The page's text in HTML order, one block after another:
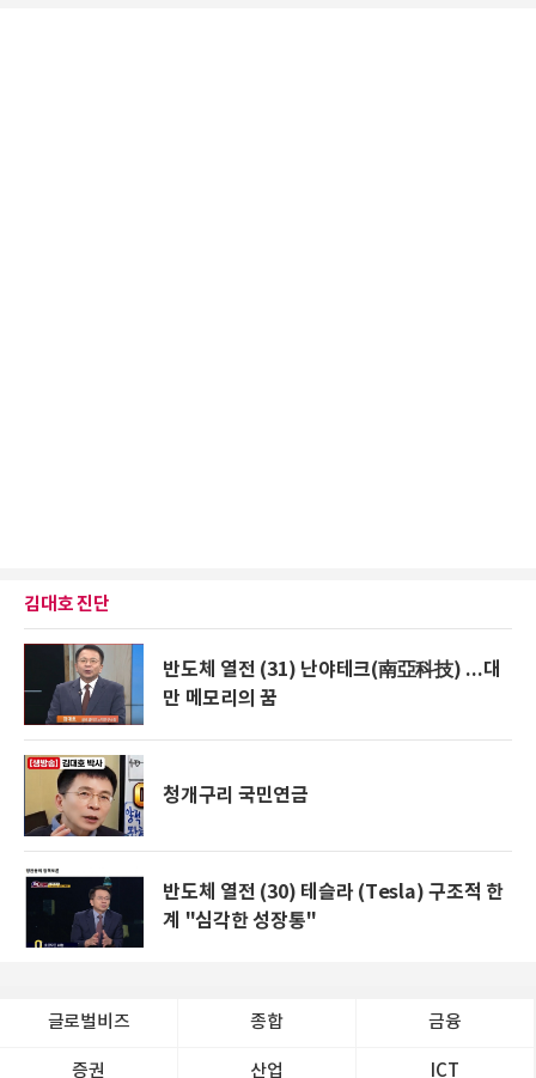
김대호 진단
반도체 열전 (31) 난야테크(南亞科技) ...대
만 메모리의 꿈
청개구리 국민연금
반도체 열전 (30) 테슬라 (Tesla) 구조적 한
계 "심각한 성장통"
글로벌비즈 종합 금융
증권 산업 ICT